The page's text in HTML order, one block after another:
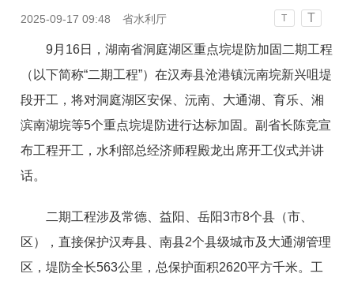
2025-09-17 09:48 省水利厅 T T
9月16日，湖南省洞庭湖区重点垸堤防加固二期工程
（以下简称“二期工程”）在汉寿县沧港镇沅南垸新兴咀堤
段开工，将对洞庭湖区安保、沅南、大通湖、育乐、湘
滨南湖垸等5个重点垸堤防进行达标加固。副省长陈竞宣
布工程开工，水利部总经济师程殿龙出席开工仪式并讲
话。
二期工程涉及常德、益阳、岳阳3市8个县（市、
区），直接保护汉寿县、南县2个县级城市及大通湖管理
区，堤防全长563公里，总保护面积2620平方千米。工